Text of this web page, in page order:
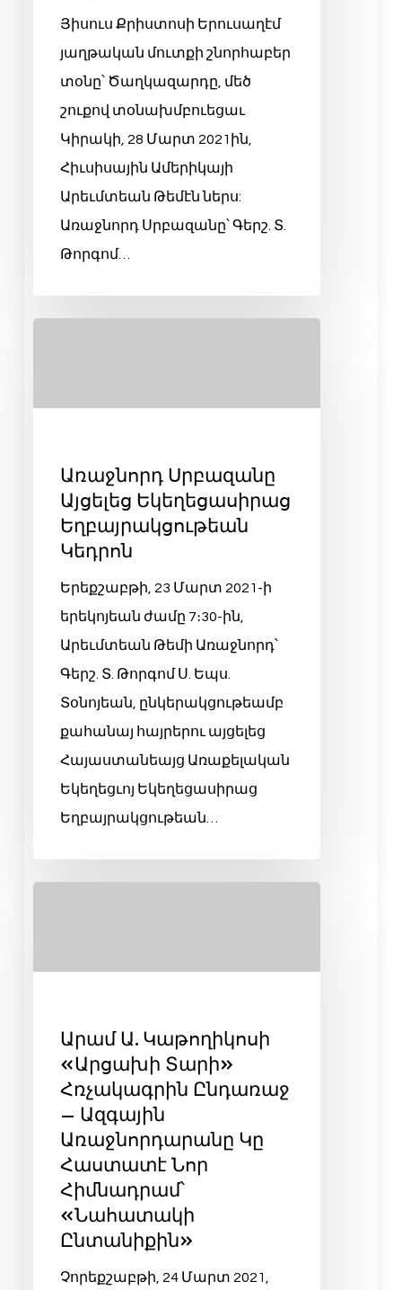
Յիսուս Քրիստոսի Երուսաղէմ
յաղթական մուտքի շնորհաբեր
տօնը՝ Ծաղկազարդը, մեծ
շուքով տօնախմբուեցաւ
Կիրակի, 28 Մարտ 2021ին,
Հիւսիսային Ամերիկայի
Արեւմտեան Թեմէն ներս:
Առաջնորդ Սրբազանը՝ Գերշ. Տ.
Թորգոմ…
Առաջնորդ Սրբազանը
Այցելեց Եկեղեցասիրաց
Եղբայրակցութեան
Կեդրոն
Երեքշաբթի, 23 Մարտ 2021-ի
երեկոյեան ժամը 7։30-ին,
Արեւմտեան Թեմի Առաջնորդ՝
Գերշ. Տ. Թորգոմ Ս. Եպս.
Տօնոյեան, ընկերակցութեամբ
քահանայ հայրերու այցելեց
Հայաստանեայց Առաքելական
Եկեղեցւոյ Եկեղեցասիրաց
Եղբայրակցութեան…
Արամ Ա. Կաթողիկոսի
«Արցախի Տարի»
Հռչակագրին Ընդառաջ
– Ազգային
Առաջնորդարանը Կը
Հաստատէ Նոր
Հիմնադրամ՝
«Նահատակի
Ընտանիքին»
Չորեքշաբթի, 24 Մարտ 2021,